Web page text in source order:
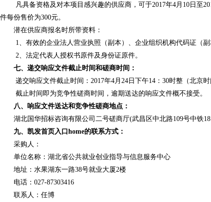
凡具备资格及对本项目感兴趣的供应商，可于2017年4月10日至
件每份售价为300元。
潜在供应商报名时所带资料：
1、有效的企业法人营业执照（副本）、企业组织机构代码证（
2、法定代表人授权书原件及身份证原件。
七、递交响应文件截止时间和磋商时间：
递交响应文件截止时间：2017年4月24日下午14：30时整（北京时
截止时间即为竞争性磋商时间，逾期送达的响应文件概不接受。
八、响应文件送达和竞争性磋商地点：
湖北国华招标咨询有限公司二号磋商厅(武昌区中北路109号中铁
九、凯发首页入口home的联系方式：
采购人：
单位名称：湖北省公共就业创业指导与信息服务中心
地址：水果湖东一路38号就业大厦2楼
电话：027-87303416
联系人：任博